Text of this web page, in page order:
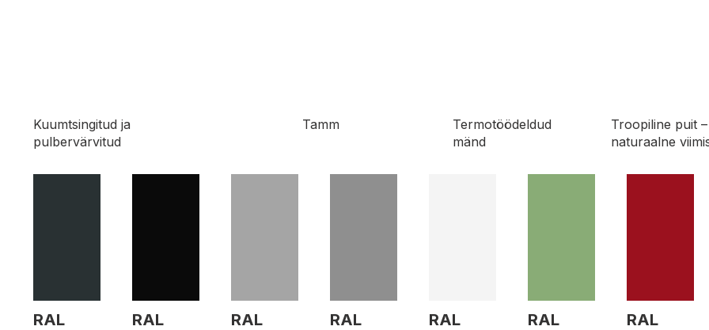
Kuumtsingitud ja
pulbervärvitud
Tamm
Termotöödeldud
mänd
Troopiline puit –
naturaalne
RAL
RAL
RAL
RAL
RAL
RAL
RAL